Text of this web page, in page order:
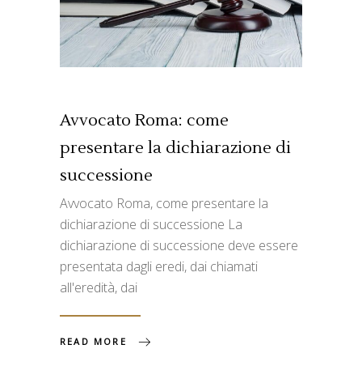
Avvocato Roma: come
presentare la dichiarazione di
successione
Avvocato Roma, come presentare la
dichiarazione di successione La
dichiarazione di successione deve essere
presentata dagli eredi, dai chiamati
all'eredità, dai
READ MORE